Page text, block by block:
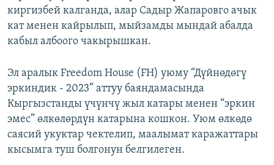
киргизбей калганда, алар Садыр Жапаровго ачык
кат менен кайрылып, мыйзамды мындай абалда
кабыл албоого чакырышкан.
Эл аралык Freedom House (FH) уюму “Дүйнөдөгү
эркиндик - 2023” аттуу баяндамасында
Кыргызстанды үчүнчү жыл катары менен “эркин
эмес” өлкөлөрдүн катарына кошкон. Уюм өлкөдө
саясий укуктар чектелип, маалымат каражаттары
кысымга туш болгонун белгилеген.